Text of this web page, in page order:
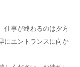
仕事が終わるのは夕方
にエントランスに向か